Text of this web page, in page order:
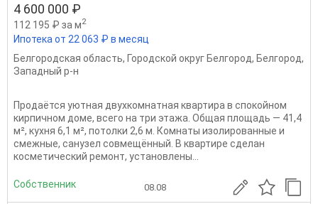
4 600 000 ₽
112 195 ₽ за м2
Ипотека от 22 063 ₽ в месяц
Белгородская область, Городской округ Белгород, Белгород,
Западный р-н
Продаётся уютная двухкомнатная квартира в спокойном
кирпичном доме, всего на три этажа. Общая площадь — 41,4
м², кухня 6,1 м², потолки 2,6 м. Комнаты изолированные и
смежные, санузел совмещённый. В квартире сделан
косметический ремонт, установлены...
Собственник 08.08